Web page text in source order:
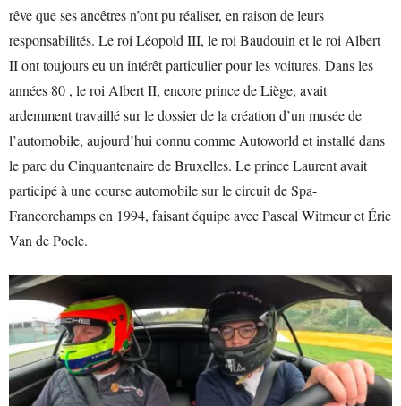
rêve que ses ancêtres n’ont pu réaliser, en raison de leurs
responsabilités. Le roi Léopold III, le roi Baudouin et le roi Albert
II ont toujours eu un intérêt particulier pour les voitures. Dans les
années 80 , le roi Albert II, encore prince de Liège, avait
ardemment travaillé sur le dossier de la création d’un musée de
l’automobile, aujourd’hui connu comme Autoworld et installé dans
le parc du Cinquantenaire de Bruxelles. Le prince Laurent avait
participé à une course automobile sur le circuit de Spa-
Francorchamps en 1994, faisant équipe avec Pascal Witmeur et Éric
Van de Poele.